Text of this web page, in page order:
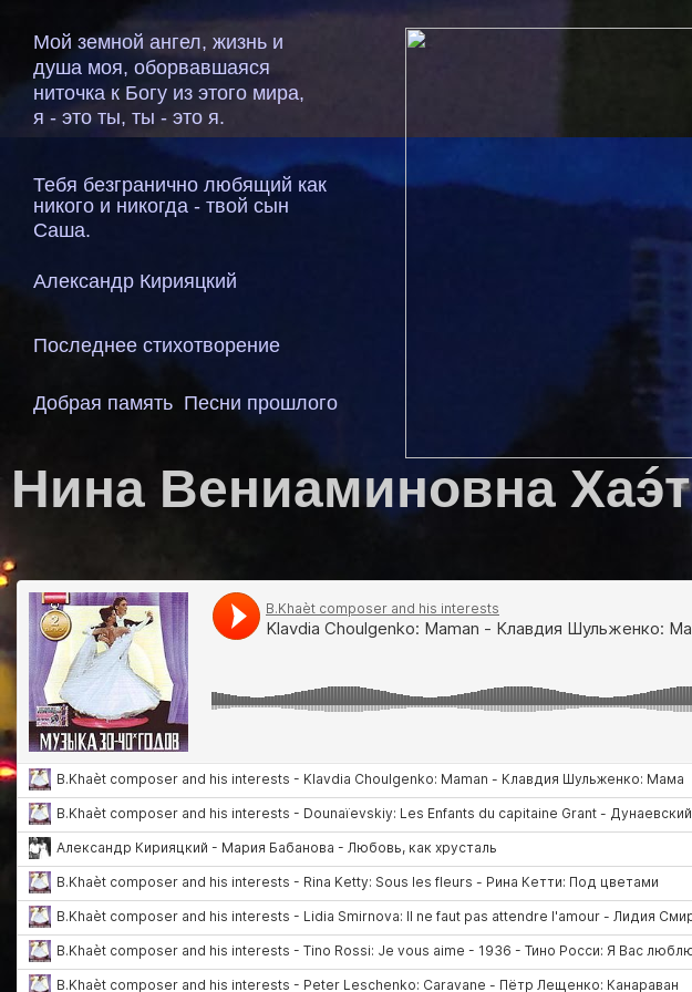
ниточка к Богу из этого мира,
Добрая память Песни прошлого
Нина Вениаминовна Хаэт
´
Aлександр Кирияцкий
никого и никогда - твой сын
Мой земной ангел, жизнь и
я - это ты, ты - это я.
душа моя, оборвавшаяся
Саша.
Тебя безгранично любящий как
Последнее стихотворение